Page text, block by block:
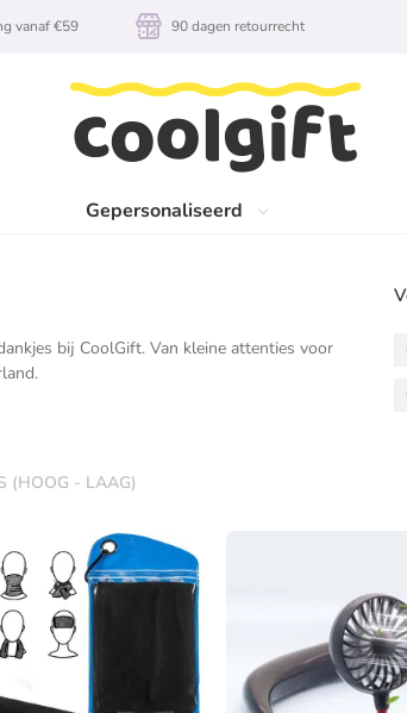
Gepersonaliseerd
vanaf €59 90 dagen retourrecht
bij CoolGift. Van kleine attenties voor
(HOOG - LAAG)